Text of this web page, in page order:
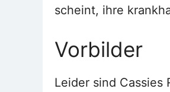
scheint, ihre
Vorbilder
Leider sind